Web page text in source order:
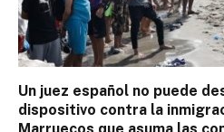
Un juez español no puede
dispositivo contra la